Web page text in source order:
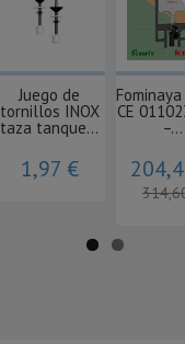
Juego de
tornillos INOX
taza tanque...
1,97 €
Fominaya
CE
–...